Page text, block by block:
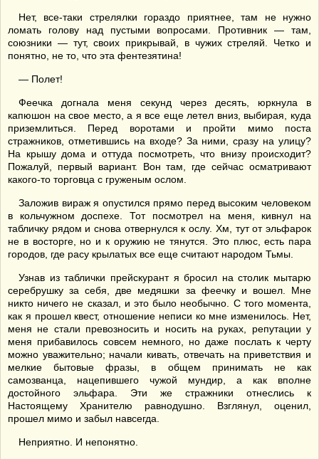
Нет, все-таки стрелялки гораздо приятнее, там не нужно
ломать голову над пустыми вопросами. Противник — там,
союзники — тут, своих прикрывай, в чужих стреляй. Четко и
понятно, не то, что эта фентезятина!
— Полет!
Феечка догнала меня секунд через десять, юркнула в
капюшон на свое место, а я все еще летел вниз, выбирая, куда
приземлиться. Перед воротами и пройти мимо поста
стражников, отметившись на входе? За ними, сразу на улицу?
На крышу дома и оттуда посмотреть, что внизу происходит?
Пожалуй, первый вариант. Вон там, где сейчас осматривают
какого-то торговца с груженым ослом.
Заложив вираж я опустился прямо перед высоким человеком
в кольчужном доспехе. Тот посмотрел на меня, кивнул на
табличку рядом и снова отвернулся к ослу. Хм, тут от эльфарок
не в восторге, но и к оружию не тянутся. Это плюс, есть пара
городов, где расу крылатых все еще считают народом Тьмы.
Узнав из таблички прейскурант я бросил на столик мытарю
серебрушку за себя, две медяшки за феечку и вошел. Мне
никто ничего не сказал, и это было необычно. С того момента,
как я прошел квест, отношение неписи ко мне изменилось. Нет,
меня не стали превозносить и носить на руках, репутации у
меня прибавилось совсем немного, но даже послать к черту
можно уважительно; начали кивать, отвечать на приветствия и
мелкие бытовые фразы, в общем принимать не как
самозванца, нацепившего чужой мундир, а как вполне
достойного эльфара. Эти же стражники отнеслись к
Настоящему Хранителю равнодушно. Взглянул, оценил,
прошел мимо и забыл навсегда.
Неприятно. И непонятно.